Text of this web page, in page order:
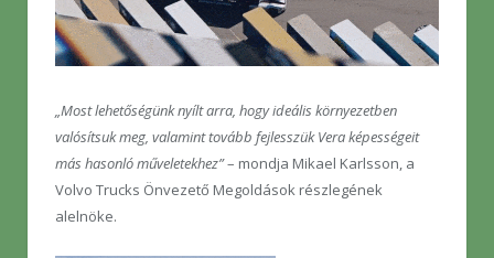
„Most lehetőségünk nyílt arra, hogy ideális környezetben
valósítsuk meg, valamint tovább fejlesszük Vera képességeit
más hasonló műveletekhez”– mondja Mikael Karlsson, a
Volvo Trucks Önvezető Megoldások részlegének
alelnöke.